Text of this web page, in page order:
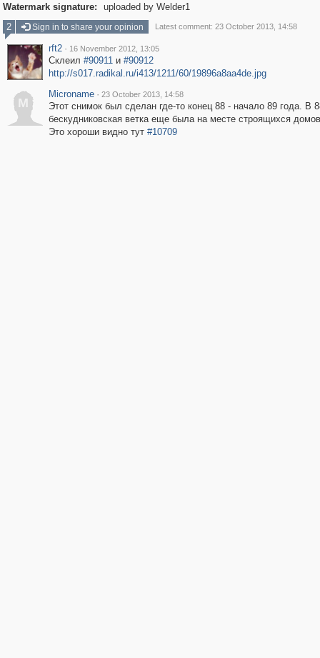
Watermark signature:
uploaded by Welder1
2
Sign in to share your opinion Latest comment: 23 October 2013, 14:58
rft2 · 16 November 2012, 13:05
Склеил #90911и #90912
http://s017.radikal.ru/i413/1211/60/19896a8aa4de.jpg
M
Microname · 23 October 2013, 14:58
Этот снимок был сделан где-то конец 88 - начало 89 года. В
бескудниковская ветка еще была на месте строящихся
Это хороши видно тут #10709